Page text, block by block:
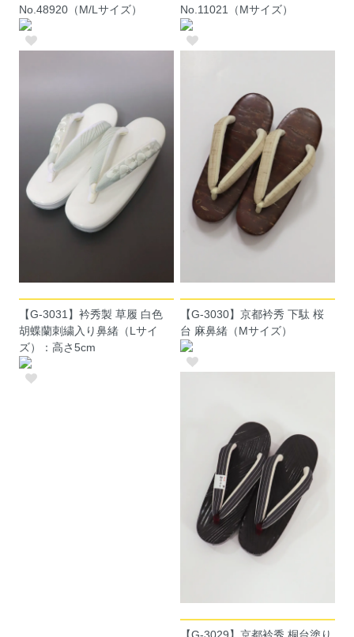
No.48920（M/Lサイズ）
No.11021（Mサイズ）
【G-3031】衿秀製 草履 白色
胡蝶蘭刺繍入り鼻緒（Lサイ
ズ）：高さ5cm
【G-3030】京都衿秀 下駄 桜
台 麻鼻緒（Mサイズ）